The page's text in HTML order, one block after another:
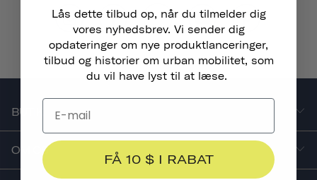
BUTIK
OM OS
Lås dette tilbud op, når du tilmelder dig
vores nyhedsbrev. Vi sender dig
opdateringer om nye produktlanceringer,
tilbud og historier om urban mobilitet, som
du vil have lyst til at læse.
FÅ 10 $ I RABAT